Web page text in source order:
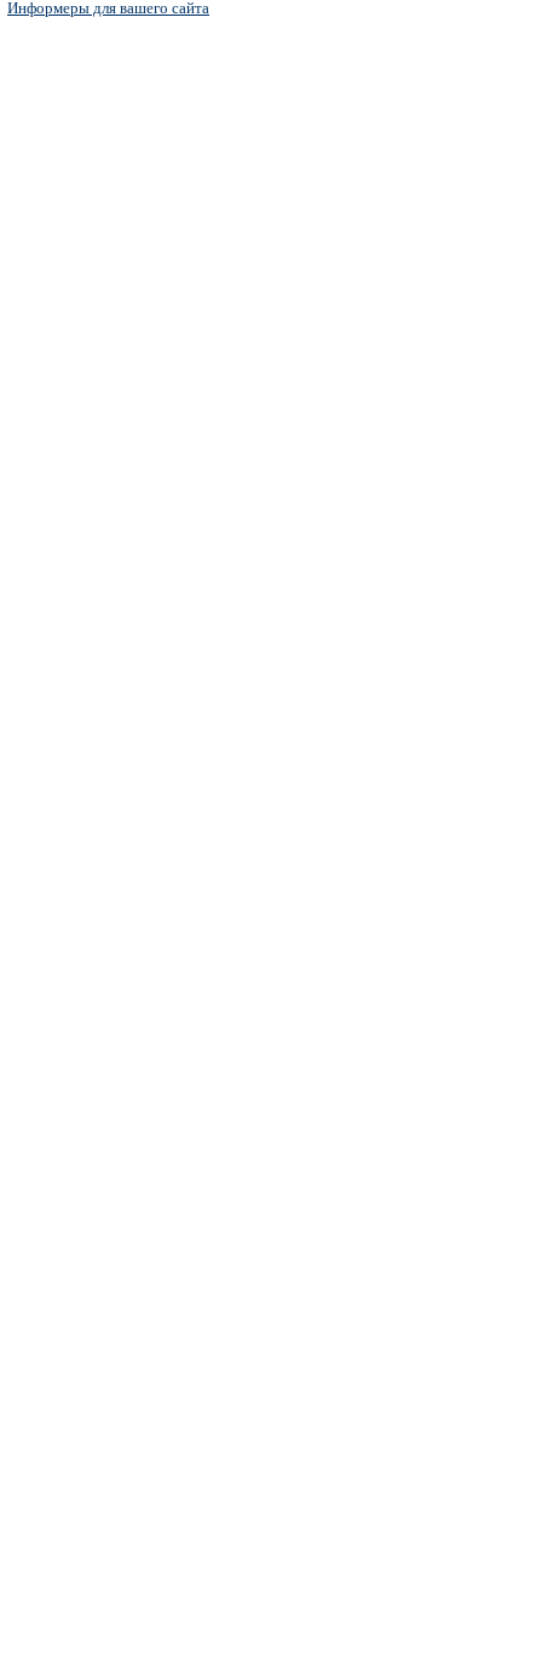
Информеры для вашего сайта